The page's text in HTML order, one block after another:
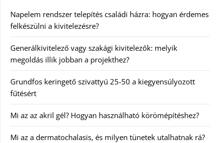
Napelem rendszer telepítés családi házra: hogyan érdemes
felkészülni a kivitelezésre?
Generálkivitelező vagy szakági kivitelezők: melyik
megoldás illik jobban a projekthez?
Grundfos keringető szivattyú 25-50 a kiegyensúlyozott
fűtésért
Mi az az akril gél? Hogyan használható körömépítéshez?
Mi az a dermatochalasis, és milyen tünetek utalhatnak rá?